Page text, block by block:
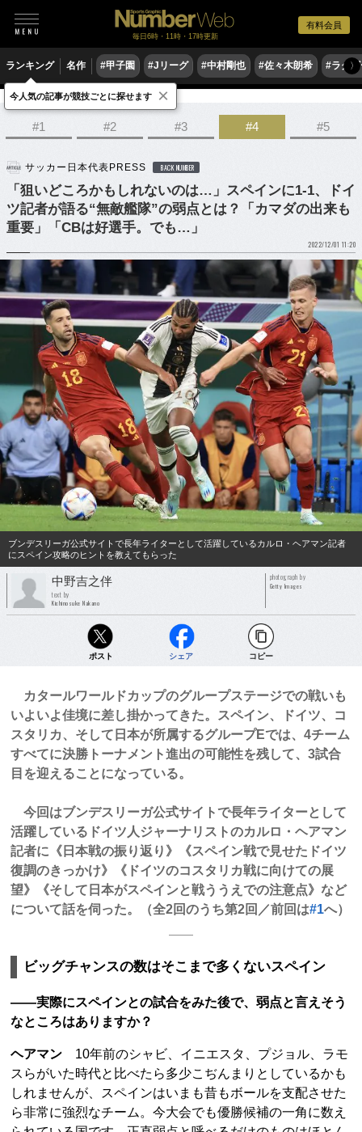
有料会員
毎日6時・11時・17時更新
ランキング 名作 #甲子園 #Jリーグ #中村剛也 #佐々木朗希 #ラグ〉
サッカー サッカー日本代表
#1 #2 #3 #4 #5
サッカー日本代表PRESS BACK NUMBER
「狙いどころかもしれないのは…」スペインに1-1、ドイ
ツ記者が語る“無敵艦隊”の弱点とは？「カマダの出来も
重要」「CBは好選手。でも…」
2022/12/01 11:20
ブンデスリーガ公式サイトで長年ライターとして活躍しているカルロ・ヘアマン記者
にスペイン攻略のヒントを教えてもらった
中野吉之伴
text by
Kichinosuke Nakano
photograph by
Getty Images
ポスト シェア コピー
カタールワールドカップのグループステージでの戦いも
いよいよ佳境に差し掛かってきた。スペイン、ドイツ、コ
スタリカ、そして日本が所属するグループEでは、4チーム
すべてに決勝トーナメント進出の可能性を残して、3試合
目を迎えることになっている。
今回はブンデスリーガ公式サイトで長年ライターとして
活躍しているドイツ人ジャーナリストのカルロ・ヘアマン
記者に《日本戦の振り返り》《スペイン戦で見せたドイツ
復調のきっかけ》《ドイツのコスタリカ戦に向けての展
望》《そして日本がスペインと戦ううえでの注意点》など
について話を伺った。（全2回のうち第2回／前回は#1へ）
ビッグチャンスの数はそこまで多くないスペイン
――実際にスペインとの試合をみた後で、弱点と言えそう
なところはありますか？
ヘアマン 10年前のシャビ、イニエスタ、プジョル、ラモ
スらがいた時代と比べたら多少こぢんまりとしているかも
しれませんが、スペインはいまも昔もボールを支配させた
ら非常に強烈なチーム。今大会でも優勝候補の一角に数え
今人気の記事が競技ごとに探せます ×